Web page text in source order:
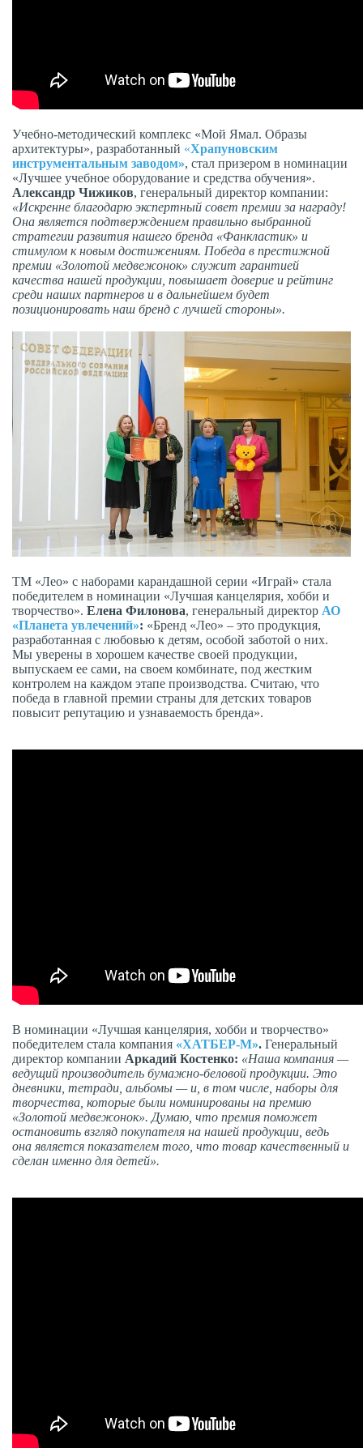
Учебно-методический комплекс «Мой Ямал. Образы
архитектуры», разработанный «Храпуновским
инструментальным заводом», стал призером в номинации
«Лучшее учебное оборудование и средства обучения».
Александр Чижиков, генеральный директор компании:
«Искренне благодарю экспертный совет премии за награду!
Она является подтверждением правильно выбранной
стратегии развития нашего бренда «Фанкластик» и
стимулом к новым достижениям. Победа в престижной
премии «Золотой медвежонок» служит гарантией
качества нашей продукции, повышает доверие и рейтинг
среди наших партнеров и в дальнейшем будет
позиционировать наш бренд с лучшей стороны».
ТМ «Лео» с наборами карандашной серии «Играй» стала
победителем в номинации «Лучшая канцелярия, хобби и
творчество». Елена Филонова, генеральный директор АО
«Планета увлечений»: «Бренд «Лео» – это продукция,
разработанная с любовью к детям, особой заботой о них.
Мы уверены в хорошем качестве своей продукции,
выпускаем ее сами, на своем комбинате, под жестким
контролем на каждом этапе производства. Считаю, что
победа в главной премии страны для детских товаров
повысит репутацию и узнаваемость бренда».
В номинации «Лучшая канцелярия, хобби и творчество»
победителем стала компания «ХАТБЕР-М». Генеральный
директор компании Аркадий Костенко: «Наша компания —
ведущий производитель бумажно-беловой продукции. Это
дневники, тетради, альбомы — и, в том числе, наборы для
творчества, которые были номинированы на премию
«Золотой медвежонок». Думаю, что премия поможет
остановить взгляд покупателя на нашей продукции, ведь
она является показателем того, что товар качественный и
сделан именно для детей».